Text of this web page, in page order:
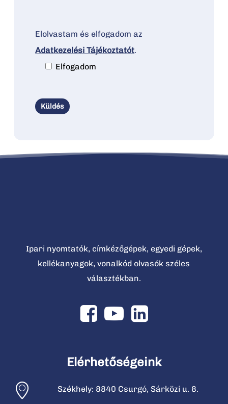
Elolvastam és elfogadom az
Adatkezelési Tájékoztatót.
Elfogadom
Ipari nyomtatók, címkézőgépek, egyedi gépek,
kellékanyagok, vonalkód olvasók széles
választékban.
Elérhetőségeink
Székhely: 8840 Csurgó, Sárközi u. 8.